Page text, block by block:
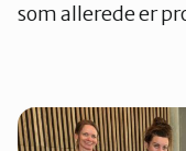
som allerede er